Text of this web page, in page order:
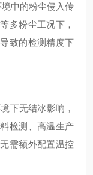
中的粉尘侵入传
多粉尘工况下，
致的检测精度下
下无结冰影响，
检测、高温生产
需额外配置温控